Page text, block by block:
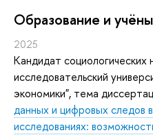
Oбразование и
2025
Кандидат социологических
исследовательский
экономики", тема
данных и цифровых следов
исследованиях: